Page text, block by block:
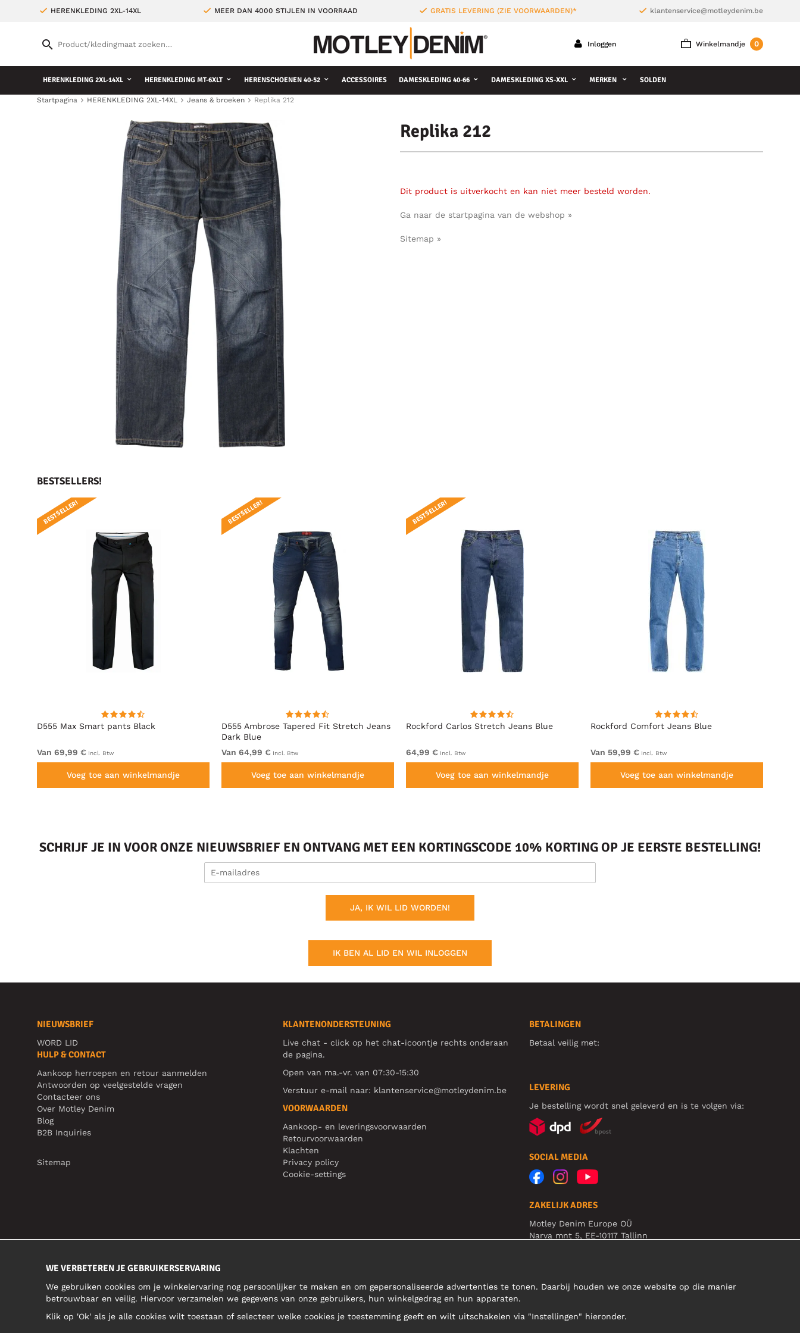
HERENKLEDING 2XL-14XL MEER DAN 4000 STIJLEN IN VOORRAAD GRATIS LEVERING (ZIE VOORWAARDEN)* klantenservice@motleydenim.be
Winkelmandje 0
Inloggen
HERENKLEDING 2XL-14XL HERENKLEDING MT-6XLT HERENSCHOENEN 40-52 ACCESSOIRES DAMESKLEDING 40-66 DAMESKLEDING XS-XXL MERKEN SOLDEN
Startpagina HERENKLEDING 2XL-14XL Jeans & broeken Replika 212
Replika 212
Dit product is uitverkocht en kan niet meer besteld worden.
Ga naar de startpagina van de webshop »
Sitemap »
BESTSELLERS!
D555 Max Smart pants Black
BESTSELLER!
Van 69,99 € Incl. Btw
Voeg toe aan winkelmandje
D555 Ambrose Tapered Fit Stretch Jeans
Dark Blue
BESTSELLER!
Van 64,99 € Incl. Btw
Voeg toe aan winkelmandje
Rockford Carlos Stretch Jeans Blue
BESTSELLER!
64,99 € Incl. Btw
Voeg toe aan winkelmandje
Rockford Comfort Jeans Blue
Van 59,99 € Incl. Btw
Voeg toe aan winkelmandje
SCHRIJF JE IN VOOR ONZE NIEUWSBRIEF EN ONTVANG MET EEN KORTINGSCODE 10% KORTING OP JE EERSTE BESTELLING!
JA, IK WIL LID WORDEN!
IK BEN AL LID EN WIL INLOGGEN
NIEUWSBRIEF
WORD LID
HULP & CONTACT
Aankoop herroepen en retour aanmelden
Antwoorden op veelgestelde vragen
Contacteer ons
Over Motley Denim
Blog
B2B Inquiries
Sitemap
KLANTENONDERSTEUNING
Live chat - click op het chat-icoontje rechts onderaan
de pagina.
Open van ma.-vr. van 07:30-15:30
Verstuur e-mail naar: klantenservice@motleydenim.be
VOORWAARDEN
Aankoop- en leveringsvoorwaarden
Retourvoorwaarden
Klachten
Privacy policy
Cookie-settings
BETALINGEN
Betaal veilig met:
LEVERING
Je bestelling wordt snel geleverd en is te volgen via:
SOCIAL MEDIA
ZAKELIJK ADRES
Motley Denim Europe OÜ
Narva mnt 5, EE-10117 Tallinn
WE VERBETEREN JE GEBRUIKERSERVARING
We gebruiken cookies om je winkelervaring nog persoonlijker te maken en om gepersonaliseerde advertenties te tonen. Daarbij houden we onze website op die manier
betrouwbaar en veilig. Hiervoor verzamelen we gegevens van onze gebruikers, hun winkelgedrag en hun apparaten.
Klik op 'Ok' als je alle cookies wilt toestaan of selecteer welke cookies je toestemming geeft en wilt uitschakelen via "Instellingen" hieronder.